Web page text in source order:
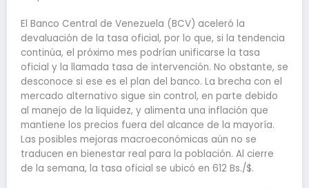
El Banco Central de Venezuela (BCV) aceleró la
devaluación de la tasa oficial, por lo que, si la tendencia
continúa, el próximo mes podrían unificarse la tasa
oficial y la llamada tasa de intervención. No obstante, se
desconoce si ese es el plan del banco. La brecha con el
mercado alternativo sigue sin control, en parte debido
al manejo de la liquidez, y alimenta una inflación que
mantiene los precios fuera del alcance de la mayoría.
Las posibles mejoras macroeconómicas aún no se
traducen en bienestar real para la población. Al cierre
de la semana, la tasa oficial se ubicó en 612 Bs./$.